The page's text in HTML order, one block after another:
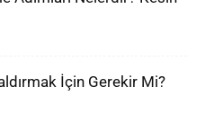
İçin Gerekir Mi?